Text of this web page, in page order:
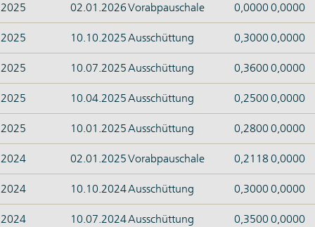
2025 02.01.2026Vorabpauschale 0,0000 0,0000
2025 10.10.2025Ausschüttung 0,3000 0,0000
2025 10.07.2025Ausschüttung 0,3600 0,0000
2025 10.04.2025Ausschüttung 0,2500 0,0000
2025 10.01.2025Ausschüttung 0,2800 0,0000
2024 02.01.2025Vorabpauschale 0,21180,0000
2024 10.10.2024Ausschüttung 0,3000 0,0000
2024 10.07.2024Ausschüttung 0,3500 0,0000